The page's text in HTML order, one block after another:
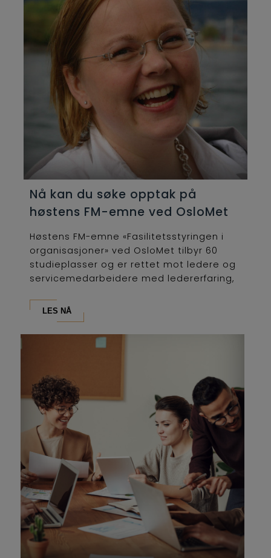
Nå kan du søke opptak på
høstens FM-emne ved OsloMet
Høstens FM-emne «Fasilitetsstyringen i
organisasjoner» ved OsloMet tilbyr 60
studieplasser og er rettet mot ledere og
servicemedarbeidere med ledererfaring,
LES NÅ